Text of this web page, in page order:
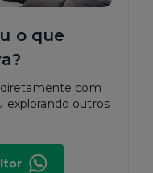
o que
diretamente com
explorando outros